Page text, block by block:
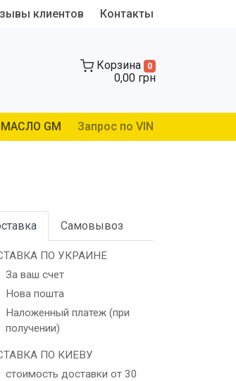
клиентов Контакты
Корзина 0
0,00 грн
GM Запрос по VIN
Самовывоз
ПО УКРАИНЕ
За ваш счет
Нова пошта
Наложенный платеж (при
получении)
ПО КИЕВУ
стоимость доставки от 30